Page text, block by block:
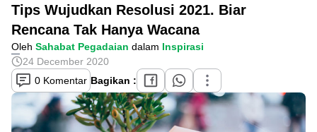
Tips Wujudkan Resolusi 2021. Biar
Rencana Tak Hanya Wacana
Oleh Sahabat Pegadaian dalam Inspirasi
24 December 2020
0 Komentar Bagikan :